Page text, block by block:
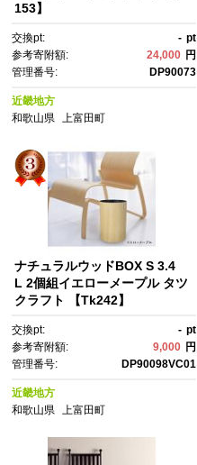
153】
交換pt: - pt
参考寄附額:
24,000 円
管理番号:
DP90073
近畿地方
和歌山県
上富田町
ナチュラルウッドBOX S 3.4
L 2個組イエローメープル タツ
クラフト 【Tk242】
交換pt: - pt
参考寄附額:
9,000 円
管理番号:
DP90098VC01
近畿地方
和歌山県
上富田町